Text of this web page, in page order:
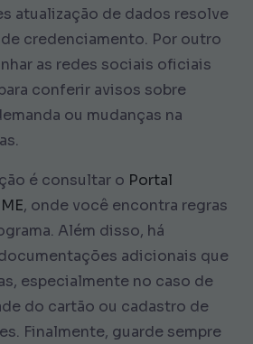
atualização de dados resolve
credenciamento. Por outro
as redes sociais oficiais
conferir avisos sobre
ou mudanças na
é consultar o Portal
, onde você encontra regras
Além disso, há
adicionais que
especialmente no caso de
do cartão ou cadastro de
Finalmente, guarde sempre